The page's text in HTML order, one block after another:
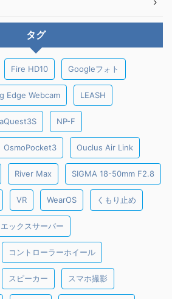
タグ
Fire HD10 Googleフォト
Edge Webcam LEASH
NP-F
OsmoPocket3 Ouclus Air Link
River Max SIGMA 18-50mm F2.8
VR WearOS くもり止め
エックスサーバー
コントローラーホイール
スピーカー スマホ撮影